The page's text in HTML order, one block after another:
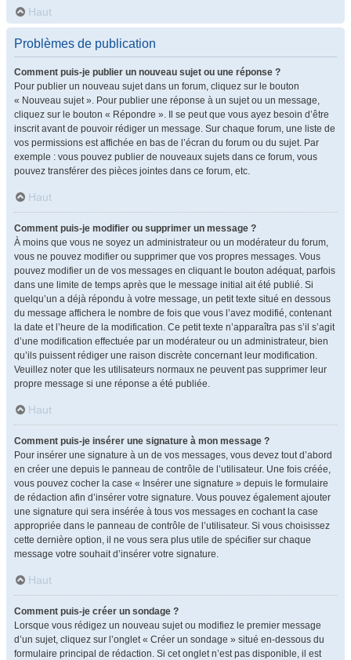
Haut
Problèmes de publication
Comment puis-je publier un nouveau sujet ou une réponse ?
Pour publier un nouveau sujet dans un forum, cliquez sur le bouton
« Nouveau sujet ». Pour publier une réponse à un sujet ou un message,
cliquez sur le bouton « Répondre ». Il se peut que vous ayez besoin d’être
inscrit avant de pouvoir rédiger un message. Sur chaque forum, une liste de
vos permissions est affichée en bas de l’écran du forum ou du sujet. Par
exemple : vous pouvez publier de nouveaux sujets dans ce forum, vous
pouvez transférer des pièces jointes dans ce forum, etc.
Haut
Comment puis-je modifier ou supprimer un message ?
À moins que vous ne soyez un administrateur ou un modérateur du forum,
vous ne pouvez modifier ou supprimer que vos propres messages. Vous
pouvez modifier un de vos messages en cliquant le bouton adéquat, parfois
dans une limite de temps après que le message initial ait été publié. Si
quelqu’un a déjà répondu à votre message, un petit texte situé en dessous
du message affichera le nombre de fois que vous l’avez modifié, contenant
la date et l’heure de la modification. Ce petit texte n’apparaîtra pas s’il s’agit
d’une modification effectuée par un modérateur ou un administrateur, bien
qu’ils puissent rédiger une raison discrète concernant leur modification.
Veuillez noter que les utilisateurs normaux ne peuvent pas supprimer leur
propre message si une réponse a été publiée.
Haut
Comment puis-je insérer une signature à mon message ?
Pour insérer une signature à un de vos messages, vous devez tout d’abord
en créer une depuis le panneau de contrôle de l’utilisateur. Une fois créée,
vous pouvez cocher la case « Insérer une signature » depuis le formulaire
de rédaction afin d’insérer votre signature. Vous pouvez également ajouter
une signature qui sera insérée à tous vos messages en cochant la case
appropriée dans le panneau de contrôle de l’utilisateur. Si vous choisissez
cette dernière option, il ne vous sera plus utile de spécifier sur chaque
message votre souhait d’insérer votre signature.
Haut
Comment puis-je créer un sondage ?
Lorsque vous rédigez un nouveau sujet ou modifiez le premier message
d’un sujet, cliquez sur l’onglet « Créer un sondage » situé en-dessous du
formulaire principal de rédaction. Si cet onglet n’est pas disponible, il est